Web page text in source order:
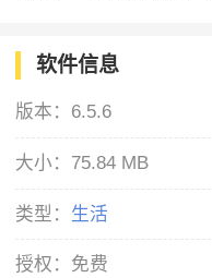
软件信息
版本： 6.5.6
大小： 75.84 MB
类型： 生活
授权： 免费